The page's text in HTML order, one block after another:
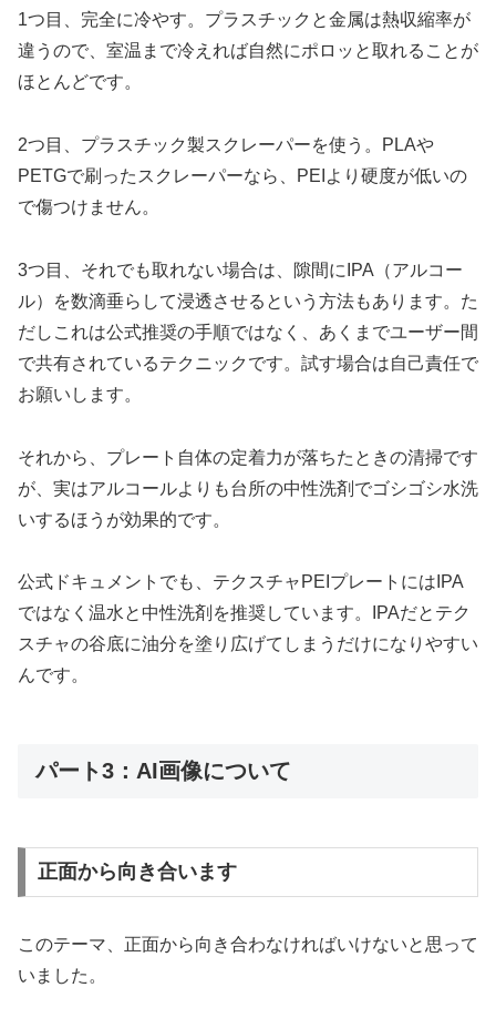
1つ目、完全に冷やす。プラスチックと金属は熱収縮率が
違うので、室温まで冷えれば自然にポロッと取れることが
ほとんどです。
2つ目、プラスチック製スクレーパーを使う。PLAや
PETGで刷ったスクレーパーなら、PEIより硬度が低いの
で傷つけません。
3つ目、それでも取れない場合は、隙間にIPA（アルコー
ル）を数滴垂らして浸透させるという方法もあります。た
だしこれは公式推奨の手順ではなく、あくまでユーザー間
で共有されているテクニックです。試す場合は自己責任で
お願いします。
それから、プレート自体の定着力が落ちたときの清掃です
が、実はアルコールよりも台所の中性洗剤でゴシゴシ水洗
いするほうが効果的です。
公式ドキュメントでも、テクスチャPEIプレートにはIPA
ではなく温水と中性洗剤を推奨しています。IPAだとテク
スチャの谷底に油分を塗り広げてしまうだけになりやすい
んです。
パート3：AI画像について
正面から向き合います
このテーマ、正面から向き合わなければいけないと思って
いました。